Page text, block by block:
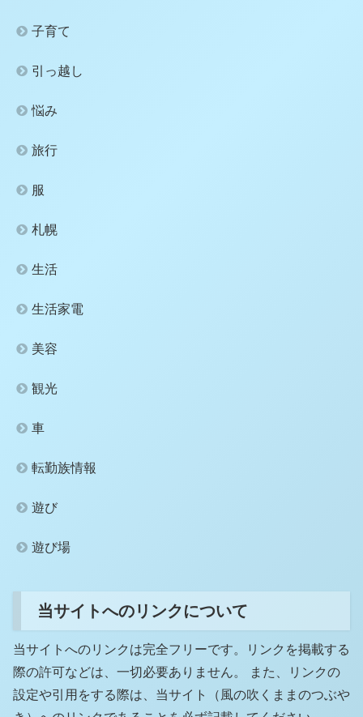
子育て
引っ越し
悩み
旅行
服
札幌
生活
生活家電
美容
観光
車
転勤族情報
遊び
遊び場
当サイトへのリンクについて
当サイトへのリンクは完全フリーです。リンクを掲載する
際の許可などは、一切必要ありません。 また、リンクの
設定や引用をする際は、当サイト（風の吹くままのつぶや